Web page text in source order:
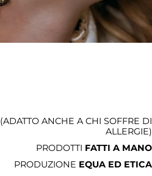
(ADATTO ANCHE A CHI SOFFRE DI
ALLERGIE)
PRODOTTI FATTI A MANO
PRODUZIONE EQUA ED ETICA